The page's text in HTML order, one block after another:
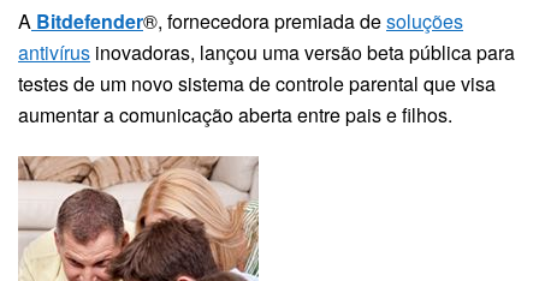
A Bitdefender®, fornecedora premiada desoluções
antivírus inovadoras, lançou uma versão beta pública para
testes de um novo sistema de controle parental que visa
aumentar a comunicação aberta entre pais e filhos.